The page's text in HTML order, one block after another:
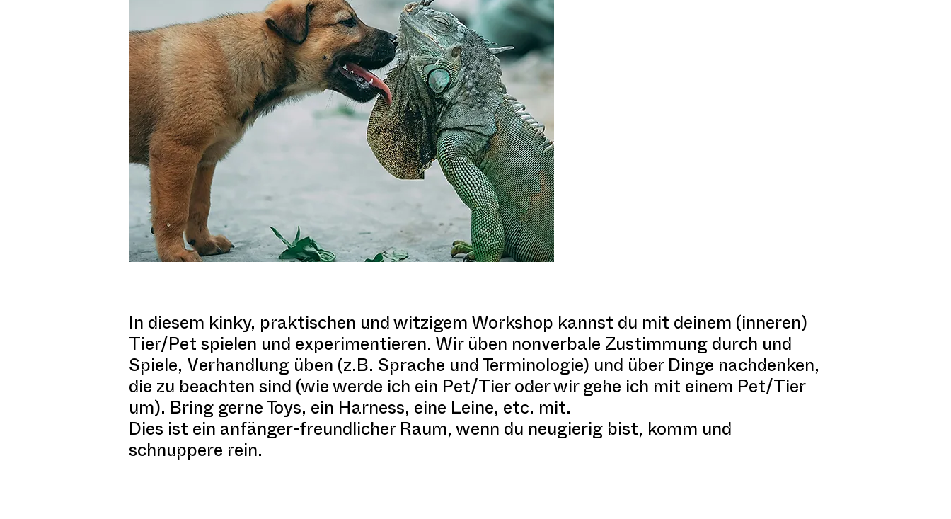
In diesem kinky, praktischen und witzigem Workshop kannst du mit deinem (inneren)
Tier/Pet spielen und experimentieren. Wir üben nonverbale Zustimmung durch und
Spiele, Verhandlung üben (z.B. Sprache und Terminologie) und über Dinge nachdenken,
die zu beachten sind (wie werde ich ein Pet/Tier oder wir gehe ich mit einem Pet/Tier
um). Bring gerne Toys, ein Harness, eine Leine, etc. mit.
Dies ist ein anfänger-freundlicher Raum, wenn du neugierig bist, komm und
schnuppere rein.